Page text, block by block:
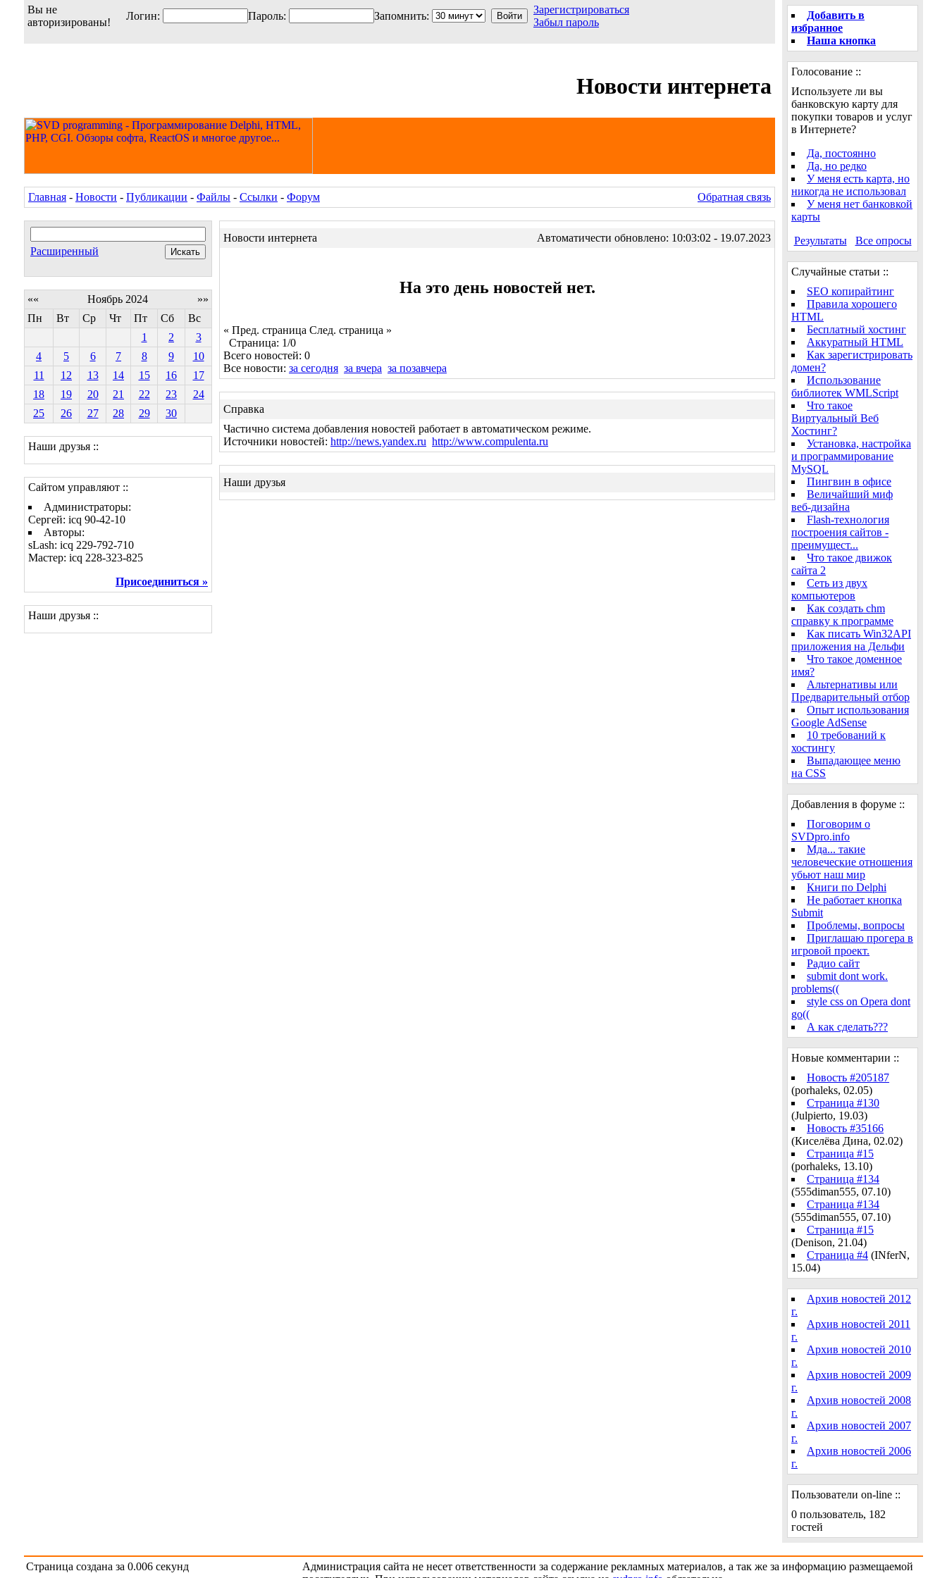
Вы не
авторизированы!
Логин: Пароль: Запомнить:
Зарегистрироваться
Забыл пароль
Новости интернета
Главная - Новости - Публикации - Файлы - Ссылки - Форум Обратная связь
Расширенный
«« Ноябрь 2024
»»
Пн
Вт Ср Чт Пт Сб
Вс
1
2
3
4
5 6 7 8 9
10
11
12 13 14 15 16
17
18
19 20 21 22 23
24
25
26 27 28 29 30
Наши друзья ::
Сайтом управляют ::
Администраторы:
Сергей: icq 90-42-10
Авторы:
sLash: icq 229-792-710
Мастер: icq 228-323-825
Присоединиться »
Наши друзья ::
Новости интернета Автоматичести обновлено: 10:03:02 - 19.07.2023
На это день новостей нет.
« Пред. страница След. страница »
Страница: 1/0
Всего новостей: 0
Все новости: за сегодня за вчера за позавчера
Справка
Частично система добавления новостей работает в автоматическом режиме.
Источники новостей: http://news.yandex.ru http://www.compulenta.ru
Наши друзья
Добавить в
избранное
Наша кнопка
Голосование ::
Используете ли вы
банковскую карту для
покупки товаров и услуг
в Интернете?
Да, постоянно
Да, но редко
У меня есть карта, но
никогда не использовал
У меня нет банковкой
карты
Результаты
Все опросы
Случайные статьи ::
SEO копирайтинг
Правила хорошего
HTML
Бесплатный хостинг
Аккуратный HTML
Как зарегистрировать
домен?
Использование
библиотек WMLScript
Что такое
Виртуальный Веб
Хостинг?
Установка, настройка
и программирование
MySQL
Пингвин в офисе
Величайший миф
веб-дизайна
Flash-технология
построения сайтов -
преимущест...
Что такое движок
сайта 2
Cеть из двух
компьютеров
Как создать chm
справку к программе
Как писать Win32API
приложения на Дельфи
Что такое доменное
имя?
Альтернативы или
Предварительный отбор
Опыт использования
Google AdSense
10 требований к
хостингу
Выпадающее меню
на CSS
Добавления в форуме ::
Поговорим о
SVDpro.info
Мда... такие
человеческие отношения
убьют наш мир
Книги по Delphi
Не работает кнопка
Submit
Проблемы, вопросы
Приглашаю прогера в
игровой проект.
Радио сайт
submit dont work.
problems((
style css on Opera dont
go((
А как сделать???
Новые комментарии ::
Новость #205187
(porhaleks, 02.05)
Страница #130
(Julpierto, 19.03)
Новость #35166
(Киселёва Дина, 02.02)
Страница #15
(porhaleks, 13.10)
Страница #134
(555diman555, 07.10)
Страница #134
(555diman555, 07.10)
Страница #15
(Denison, 21.04)
Страница #4 (INferN,
15.04)
Архив новостей 2012
г.
Архив новостей 2011
г.
Архив новостей 2010
г.
Архив новостей 2009
г.
Архив новостей 2008
г.
Архив новостей 2007
г.
Архив новостей 2006
г.
Пользователи on-line ::
0 пользователь, 182
гостей
Страница создана за 0.006 секунд
Администрация сайта не несет ответственности за содержание рекламных материалов, а так же за информацию размещаемой